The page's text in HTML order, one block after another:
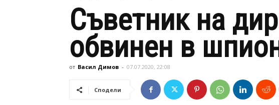
Съветник на
обвинен в
от Васил Димов - 07.07.2020, 22:08
Сподели